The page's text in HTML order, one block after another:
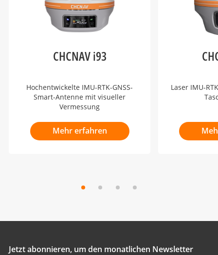
CHCNAV i93
Hochentwickelte IMU-RTK-GNSS-
Smart-Antenne mit visueller
Vermessung
Mehr erfahren
Laser IMU-
Jetzt abonnieren, um den monatlichen Newsletter